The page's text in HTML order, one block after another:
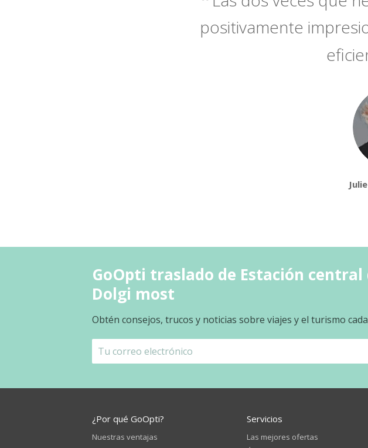
positivamente
GoOpti traslado de Estación central
Dolgi most
Obtén consejos, trucos y noticias sobre viajes y el turismo
¿Por qué GoOpti?
Nuestras ventajas
Servicios
Las mejores ofertas